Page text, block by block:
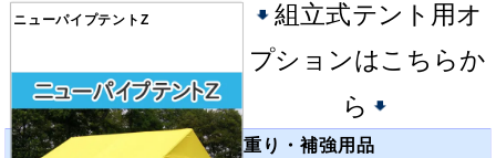
ニューパイプテントZ 組立式テント用オ
プションはこちらか
ら
重り・補強用品